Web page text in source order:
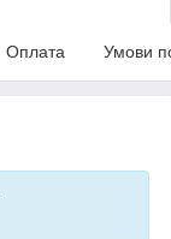
Оплата Умови